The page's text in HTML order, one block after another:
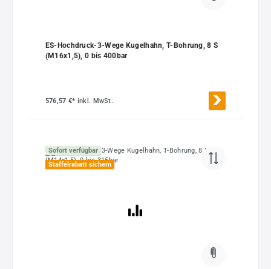
ES-Hochdruck-3-Wege Kugelhahn, T-Bohrung, 8 S
(M16x1,5), 0 bis 400bar
576,57 €* inkl. MwSt.
Sofort verfügbar
Staffelrabatt sichern